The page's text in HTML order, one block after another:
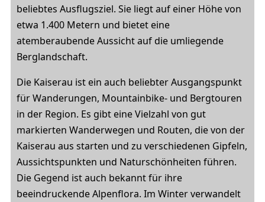
beliebtes Ausflugsziel. Sie liegt auf einer Höhe von
etwa 1.400 Metern und bietet eine
atemberaubende Aussicht auf die umliegende
Berglandschaft.
Die Kaiserau ist ein auch beliebter Ausgangspunkt
für Wanderungen, Mountainbike- und Bergtouren
in der Region. Es gibt eine Vielzahl von gut
markierten Wanderwegen und Routen, die von der
Kaiserau aus starten und zu verschiedenen Gipfeln,
Aussichtspunkten und Naturschönheiten führen.
Die Gegend ist auch bekannt für ihre
beeindruckende Alpenflora. Im Winter verwandelt